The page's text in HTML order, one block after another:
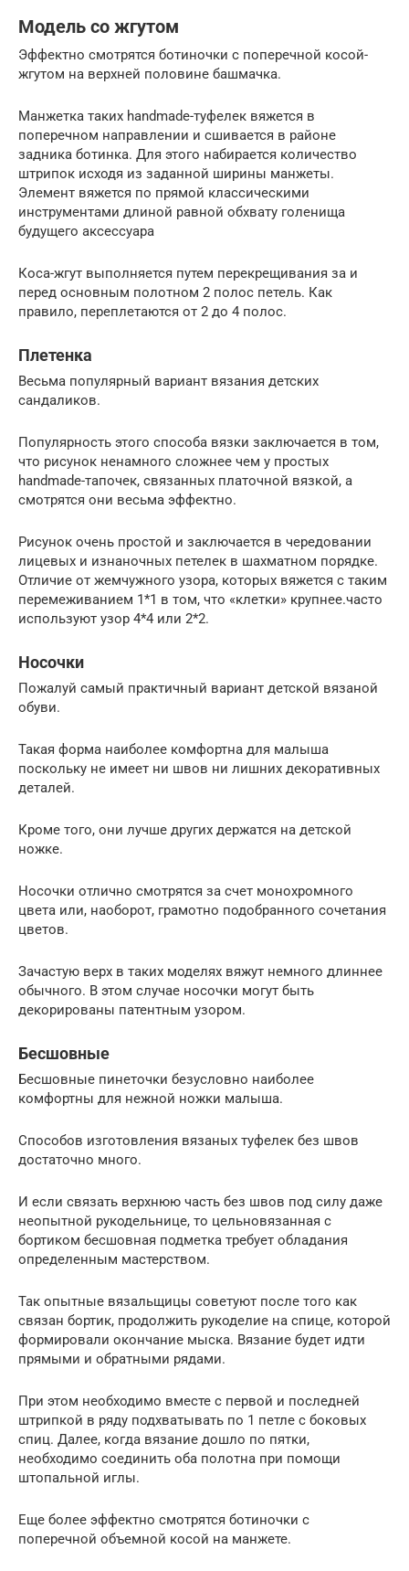
Модель со жгутом
Эффектно смотрятся ботиночки с поперечной косой-
жгутом на верхней половине башмачка.
Манжетка таких handmade-туфелек вяжется в
поперечном направлении и сшивается в районе
задника ботинка. Для этого набирается количество
штрипок исходя из заданной ширины манжеты.
Элемент вяжется по прямой классическими
инструментами длиной равной обхвату голенища
будущего аксессуара
Коса-жгут выполняется путем перекрещивания за и
перед основным полотном 2 полос петель. Как
правило, переплетаются от 2 до 4 полос.
Плетенка
Весьма популярный вариант вязания детских
сандаликов.
Популярность этого способа вязки заключается в том,
что рисунок ненамного сложнее чем у простых
handmade-тапочек, связанных платочной вязкой, а
смотрятся они весьма эффектно.
Рисунок очень простой и заключается в чередовании
лицевых и изнаночных петелек в шахматном порядке.
Отличие от жемчужного узора, которых вяжется с таким
перемеживанием 1*1 в том, что «клетки» крупнее.часто
используют узор 4*4 или 2*2.
Носочки
Пожалуй самый практичный вариант детской вязаной
обуви.
Такая форма наиболее комфортна для малыша
поскольку не имеет ни швов ни лишних декоративных
деталей.
Кроме того, они лучше других держатся на детской
ножке.
Носочки отлично смотрятся за счет монохромного
цвета или, наоборот, грамотно подобранного сочетания
цветов.
Зачастую верх в таких моделях вяжут немного длиннее
обычного. В этом случае носочки могут быть
декорированы патентным узором.
Бесшовные
Бесшовные пинеточки безусловно наиболее
комфортны для нежной ножки малыша.
Способов изготовления вязаных туфелек без швов
достаточно много.
И если связать верхнюю часть без швов под силу даже
неопытной рукодельнице, то цельновязанная с
бортиком бесшовная подметка требует обладания
определенным мастерством.
Так опытные вязальщицы советуют после того как
связан бортик, продолжить рукоделие на спице, которой
формировали окончание мыска. Вязание будет идти
прямыми и обратными рядами.
При этом необходимо вместе с первой и последней
штрипкой в ряду подхватывать по 1 петле с боковых
спиц. Далее, когда вязание дошло по пятки,
необходимо соединить оба полотна при помощи
штопальной иглы.
Еще более эффектно смотрятся ботиночки с
поперечной объемной косой на манжете.